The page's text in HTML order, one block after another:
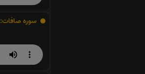
سوره صافات: